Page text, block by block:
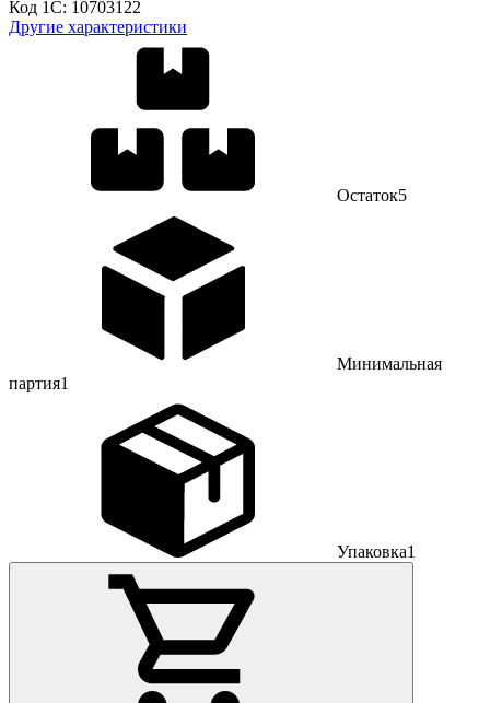
Код 1С: 10703122
Другие характеристики
Остаток5
Минимальная
партия1
Упаковка1